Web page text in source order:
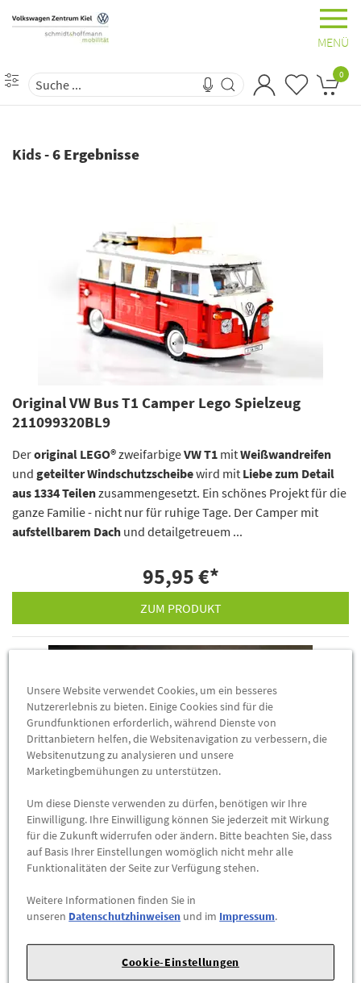
MENÜ
0
Kids-6 Ergebnisse
Original VW Bus T1 Camper Lego Spielzeug
211099320BL9
Deroriginal LEGO®zweifarbigeVW T1 mitWeißwandreifen
und geteilter Windschutzscheibewird mit Liebe zum Detail
aus 1334 Teilenzusammengesetzt. Ein schönes Projekt für die
ganze Familie - nicht nur für ruhige Tage. Der Camper mit
aufstellbarem Dach und detailgetreuem ...
95,95 €*
ZUM PRODUKT
Original VW Junior Beetle Bobby Car weiß
5DA087510
WRUMM WRUMM:
VW Junior Beetle Bobby Car Rutschauto, weiß
Ihr Nachwuchs ist Ihnen auf jeden Fall weit voraus, denn
Unsere Website verwendet Cookies, um ein besseres
Nutzererlebnis zu bieten. Einige Cookies sind für die
Grundfunktionen erforderlich, während Dienste von
Drittanbietern helfen, die Websitenavigation zu verbessern, die
Websitenutzung zu analysieren und unsere
Marketingbemühungen zu unterstützen.
Um diese Dienste verwenden zu dürfen, benötigen wir Ihre
Einwilligung. Ihre Einwilligung können Sie jederzeit mit Wirkung
für die Zukunft widerrufen oder ändern. Bitte beachten Sie, dass
auf Basis Ihrer Einstellungen womöglich nicht mehr alle
Funktionalitäten der Seite zur Verfügung stehen.
Weitere Informationen finden Sie in
unseren Datenschutzhinweisen und im Impressum.
Cookie-Einstellungen